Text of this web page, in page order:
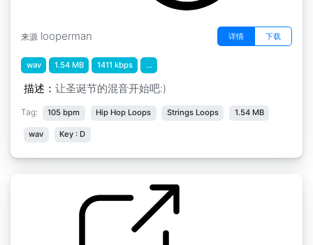
来源 looperman 详情 下载
wav 1.54 MB 1411 kbps ...
描述： 让圣诞节的混音开始吧:)
Tag: 105 bpm Hip Hop Loops Strings Loops 1.54 MB
wav Key : D